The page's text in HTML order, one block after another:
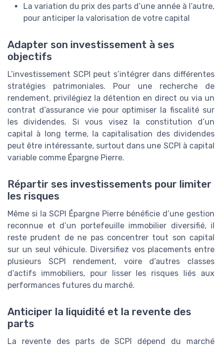
La variation du prix des parts d’une année à l’autre,
pour anticiper la valorisation de votre capital
Adapter son investissement à ses
objectifs
L’investissement SCPI peut s’intégrer dans différentes
stratégies patrimoniales. Pour une recherche de
rendement, privilégiez la détention en direct ou via un
contrat d’assurance vie pour optimiser la fiscalité sur
les dividendes. Si vous visez la constitution d’un
capital à long terme, la capitalisation des dividendes
peut être intéressante, surtout dans une SCPI à capital
variable comme Épargne Pierre.
Répartir ses investissements pour limiter
les risques
Même si la SCPI Épargne Pierre bénéficie d’une gestion
reconnue et d’un portefeuille immobilier diversifié, il
reste prudent de ne pas concentrer tout son capital
sur un seul véhicule. Diversifiez vos placements entre
plusieurs SCPI rendement, voire d’autres classes
d’actifs immobiliers, pour lisser les risques liés aux
performances futures du marché.
Anticiper la liquidité et la revente des
parts
La revente des parts de SCPI dépend du marché